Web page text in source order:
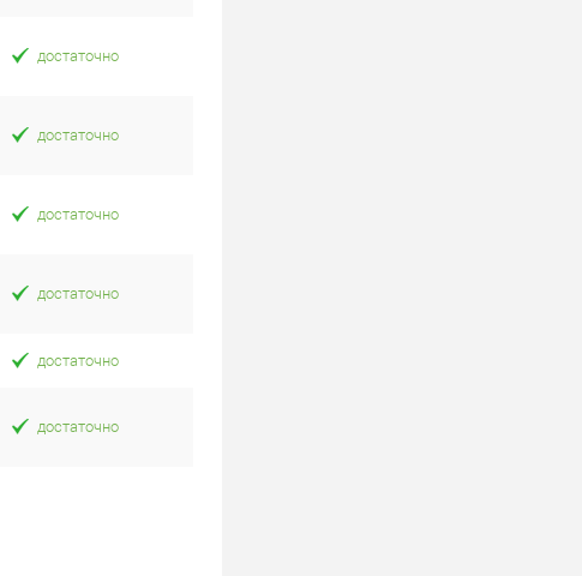
достаточно
достаточно
достаточно
достаточно
достаточно
достаточно